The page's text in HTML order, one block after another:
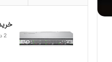
2 دسامبر 2024